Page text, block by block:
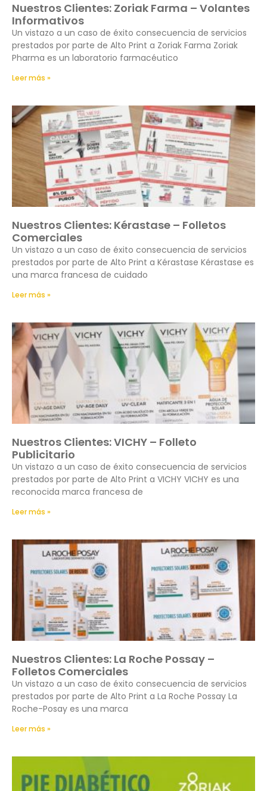
Nuestros Clientes: Zoriak Farma – Volantes
Informativos
Un vistazo a un caso de éxito consecuencia de servicios
prestados por parte de Alto Print a Zoriak Farma Zoriak
Pharma es un laboratorio farmacéutico
Leer más »
Nuestros Clientes: Kérastase – Folletos
Comerciales
Un vistazo a un caso de éxito consecuencia de servicios
prestados por parte de Alto Print a Kérastase Kérastase es
una marca francesa de cuidado
Leer más »
Nuestros Clientes: VICHY – Folleto
Publicitario
Un vistazo a un caso de éxito consecuencia de servicios
prestados por parte de Alto Print a VICHY VICHY es una
reconocida marca francesa de
Leer más »
Nuestros Clientes: La Roche Possay –
Folletos Comerciales
Un vistazo a un caso de éxito consecuencia de servicios
prestados por parte de Alto Print a La Roche Possay La
Roche-Posay es una marca
Leer más »